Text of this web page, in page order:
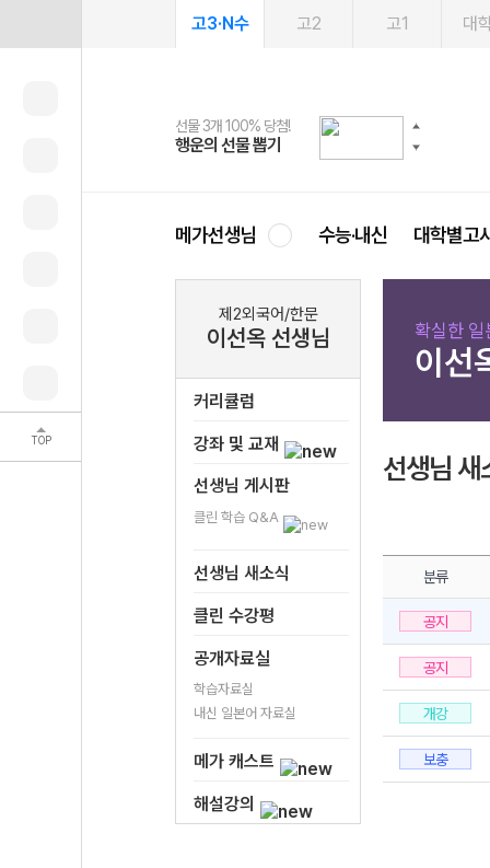
TOP
고3·N수 고2 고1 대
선물 3개 100% 당첨!
행운의 선물 뽑기
선물 100% 증정!
메가스터디 X 올리브
여름방학 스터디 캐시백
메가런 썸머스쿨
2027 러셀 단과
강사 공개선발
스마트러닝앱
설문 EVENT
메가패스
3일 무료 체험권
메가패스 수강생 무료혜택!
메가클럽 멤버십
사회공헌 캠페인
희망이룸 메가나눔
메가선생님 수능·내신 대학별고
제2외국어/한문
이선옥 선생님
커리큘럼
강좌 및 교재
선생님 게시판
클린 학습 Q&A
선생님 새소식
클린 수강평
공개자료실
학습자료실
내신 일본어 자료실
메가 캐스트
해설강의
확실한 일
이선
선생님 새
분류
공지
공지
개강
보충